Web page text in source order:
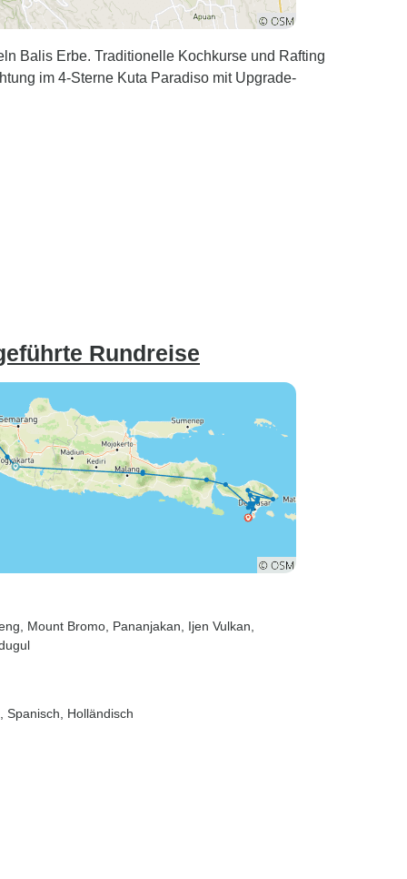
Balis Erbe. Traditionelle Kochkurse und Rafting
im 4-Sterne Kuta Paradiso mit Upgrade-
Rundreise
, Mount Bromo , Pananjakan , Ijen Vulkan
Spanisch, Holländisch